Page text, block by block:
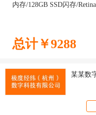
内存/128GB SSD闪存/
总计￥9288
某某数